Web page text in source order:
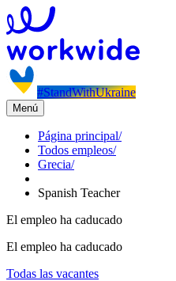
#StandWithUkraine
Menú
Página principal/
Todos empleos/
Grecia/
Spanish Teacher
El empleo ha caducado
El empleo ha caducado
Todas las vacantes